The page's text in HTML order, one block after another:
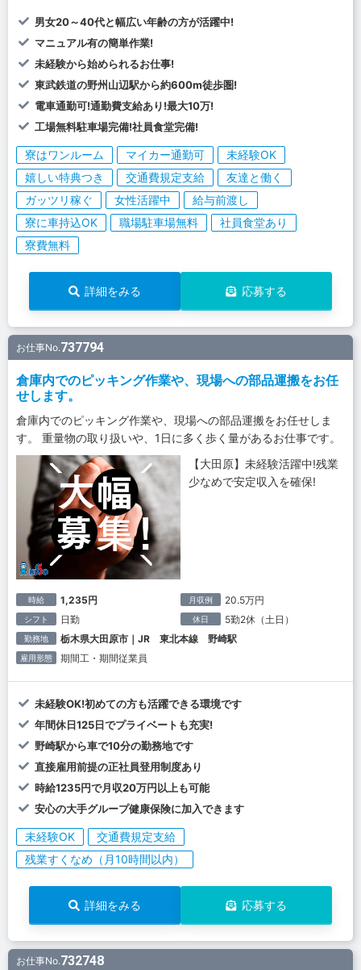
男女20～40代と幅広い年齢の方が活躍中!
マニュアル有の簡単作業!
未経験から始められるお仕事!
東武鉄道の野州山辺駅から約600m徒歩圏!
電車通勤可!通勤費支給あり!最大10万!
工場無料駐車場完備!社員食堂完備!
寮はワンルーム マイカー通勤可
未経験OK
嬉しい特典つき
交通費規定支給
友達と働く
ガッツリ稼ぐ
女性活躍中
給与前渡し
寮に車持込OK
職場駐車場無料
社員食堂あり
寮費無料
詳細をみる 応募する
お仕事No.737794
倉庫内でのピッキング作業や、現場への部品運搬をお任
せします。
倉庫内でのピッキング作業や、現場への部品運搬をお任せしま
す。 重量物の取り扱いや、1日に多く歩く量があるお仕事です。
【大田原】未経験活躍中!残業
少なめで安定収入を確保!
時給 1,235円 月収例 20.5万円
シフト 日勤 休日 5勤2休（土日）
勤務地 栃木県大田原市｜JR 東北本線 野崎駅
雇用形態 期間工・期間従業員
未経験OK!初めての方も活躍できる環境です
年間休日125日でプライベートも充実!
野崎駅から車で10分の勤務地です
直接雇用前提の正社員登用制度あり
時給1235円で月収20万円以上も可能
安心の大手グループ健康保険に加入できます
未経験OK
交通費規定支給
残業すくなめ（月10時間以内）
詳細をみる 応募する
お仕事No.732748